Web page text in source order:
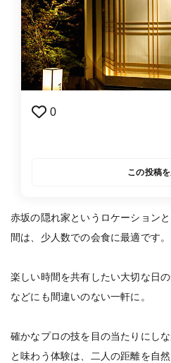
0
この投稿
赤坂の隠れ家というロケーション
間は、少人数での会食に最適です。
楽しい時間を共有したい大切な日
などにも間違いのない一軒に。
確かなプロの技を目の当たりにし
と味わう体験は、二人の距離を自